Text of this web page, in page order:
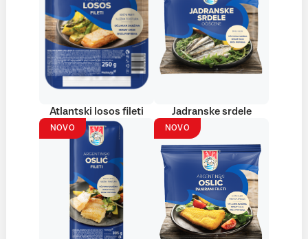
Atlantski losos fileti Jadranske srdele
NOVO NOVO